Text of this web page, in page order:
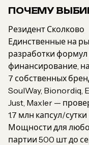
ПОЧЕМУ
Резидент Сколково
Единственные на
разработки
финансирование,
7 собственных
SoulWay, Bionordiq,
Just, Maxler —
1.7 млн капсул/сутки
Мощности для
партии 500 шт до